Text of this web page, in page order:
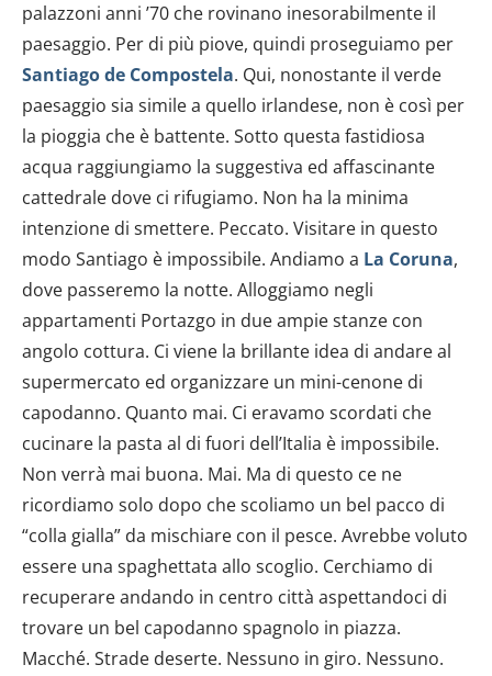
palazzoni anni ’70 che rovinano inesorabilmente il
paesaggio. Per di più piove, quindi proseguiamo per
Santiago de Compostela. Qui, nonostante il verde
paesaggio sia simile a quello irlandese, non è così per
la pioggia che è battente. Sotto questa fastidiosa
acqua raggiungiamo la suggestiva ed affascinante
cattedrale dove ci rifugiamo. Non ha la minima
intenzione di smettere. Peccato. Visitare in questo
modo Santiago è impossibile. Andiamo a La Coruna,
dove passeremo la notte. Alloggiamo negli
appartamenti Portazgo in due ampie stanze con
angolo cottura. Ci viene la brillante idea di andare al
supermercato ed organizzare un mini-cenone di
capodanno. Quanto mai. Ci eravamo scordati che
cucinare la pasta al di fuori dell’Italia è impossibile.
Non verrà mai buona. Mai. Ma di questo ce ne
ricordiamo solo dopo che scoliamo un bel pacco di
“colla gialla” da mischiare con il pesce. Avrebbe voluto
essere una spaghettata allo scoglio. Cerchiamo di
recuperare andando in centro città aspettandoci di
trovare un bel capodanno spagnolo in piazza.
Macché. Strade deserte. Nessuno in giro. Nessuno.